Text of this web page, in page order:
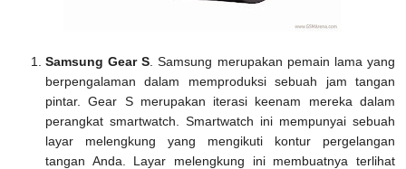
Samsung Gear S . Samsung merupakan pemain lama yang
berpengalaman dalam memproduksi sebuah jam tangan
pintar. Gear S merupakan iterasi keenam mereka dalam
perangkat smartwatch. Smartwatch ini mempunyai sebuah
layar melengkung yang mengikuti kontur pergelangan
tangan Anda. Layar melengkung ini membuatnya terlihat